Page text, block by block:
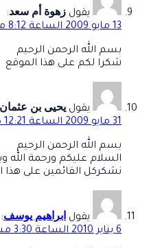
يقول زهوة أم سعد:
13 مايو 2009 الساعة 8:12 مساءً
بسم الله الرحمن الرحيم
شكرا لكم على هذا الموقع
يقول يحيى بن
31 مايو 2009 الساعة 12:21 صباحًا
بسم الله الرحمن الرحيم
السلام عليكم ورحمة الله
نشكركل القائمين على هذا
يقول ابراهيم يوسف:
6 يناير 2010 الساعة 3:30 مساءً